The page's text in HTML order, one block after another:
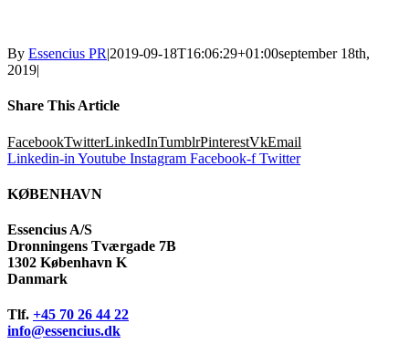
By Essencius PR|2019-09-18T16:06:29+01:00september 18th,
2019|
Share This Article
FacebookTwitterLinkedInTumblrPinterestVkEmail
Linkedin-in Youtube Instagram Facebook-f Twitter
KØBENHAVN
Essencius A/S
Dronningens Tværgade 7B
1302 København K
Danmark
Tlf. +45 70 26 44 22
info@essencius.dk